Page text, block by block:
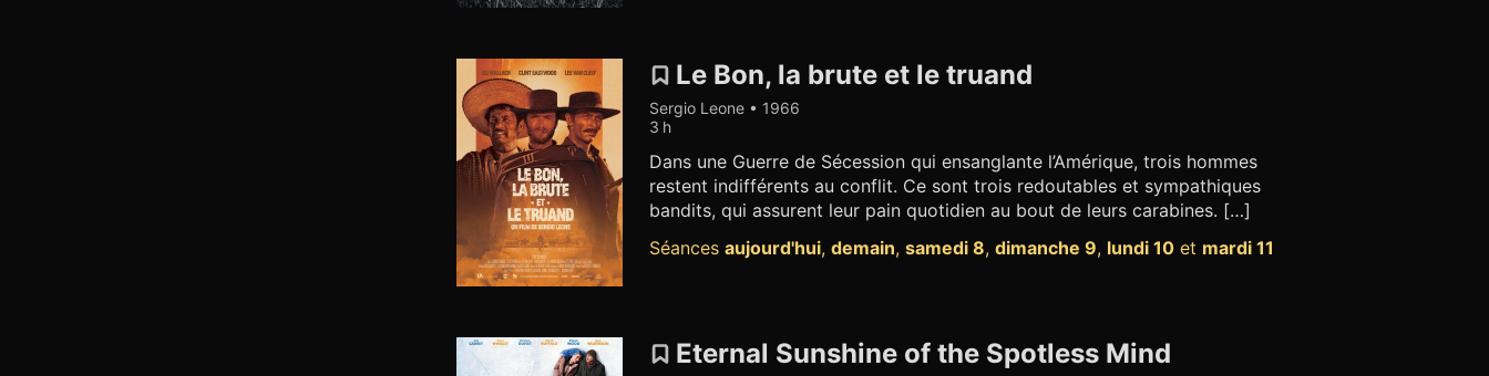
Le Bon, la brute et le truand
Sergio Leone • 1966
3 h
Dans une Guerre de Sécession qui ensanglante l’Amérique, trois hommes
restent indifférents au conflit. Ce sont trois redoutables et sympathiques
bandits, qui assurent leur pain quotidien au bout de leurs carabines. […]
Séances aujourd'hui, demain, samedi 8, dimanche 9, lundi 10 et mardi 11
Eternal Sunshine of the Spotless Mind